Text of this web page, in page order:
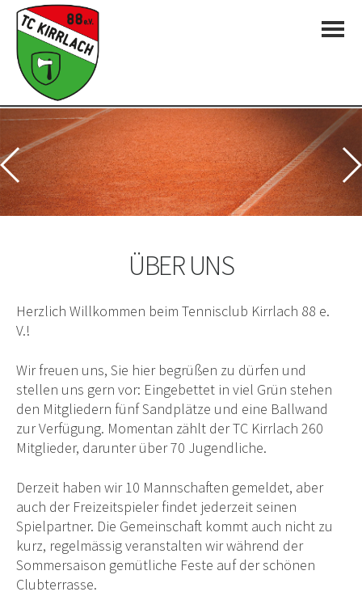
ÜBER UNS
Herzlich Willkommen beim Tennisclub Kirrlach 88 e.
V.!
Wir freuen uns, Sie hier begrüßen zu dürfen und
stellen uns gern vor: Eingebettet in viel Grün stehen
den Mitgliedern fünf Sandplätze und eine Ballwand
zur Verfügung. Momentan zählt der TC Kirrlach 260
Mitglieder, darunter über 70 Jugendliche.
Derzeit haben wir 10 Mannschaften gemeldet, aber
auch der Freizeitspieler findet jederzeit seinen
Spielpartner. Die Gemeinschaft kommt auch nicht zu
kurz, regelmässig veranstalten wir während der
Sommersaison gemütliche Feste auf der schönen
Clubterrasse.